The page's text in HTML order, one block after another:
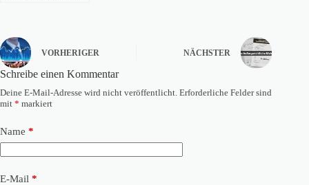
VORHERIGER NÄCHSTER
Schreibe einen Kommentar
Deine E-Mail-Adresse wird nicht veröffentlicht. Erforderliche Felder sind
mit * markiert
Name *
E-Mail *